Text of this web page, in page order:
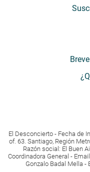
El Desconcierto - Fecha de
of. 63. Santiago, Región
Razón social: El Buen
Coordinadora General -
Gonzalo Badal Mella -